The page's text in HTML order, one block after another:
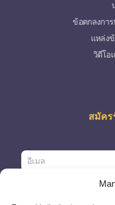
ข้อตกลงกา
แหล่ง
วิดีโอ
สมัคร